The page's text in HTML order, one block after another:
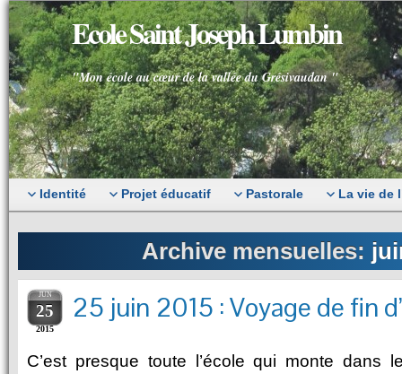
Ecole Saint Joseph Lumbin
"Mon école au cœur de la vallée du Grésivaudan "
Identité Projet éducatif Pastorale La vie de
Archive mensuelles:
JUN
25
2015
25 juin 2015 : Voyage de fin
C’est presque toute l’école qui monte dans